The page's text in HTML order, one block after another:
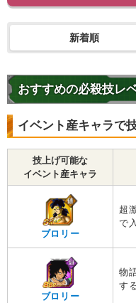
伝説ブロリー
7.5 /10点
【
戦
超
純
制
悟空3
9.0 /10点
【
・
【
超
新着順
おすすめの必殺技レ
イベント産キャラで
技上げ可能な
イベント産キャラ
ブロリー
超
で
ブロリー
物
す